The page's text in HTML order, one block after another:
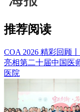
推荐阅读
COA 2026 精彩回顾
亮相第二十届中国医
医院